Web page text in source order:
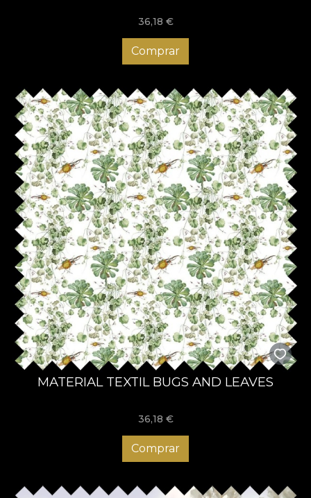
36,18 €
Comprar
MATERIAL TEXTIL BUGS AND LEAVES
36,18 €
Comprar